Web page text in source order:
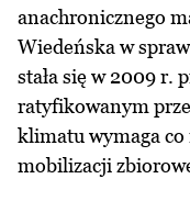
anachronicznego
Wiedeńska w
stała się w 2009 r.
ratyfikowanym
klimatu wymaga
mobilizacji